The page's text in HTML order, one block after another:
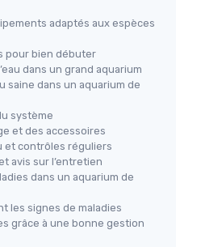
pour grands poissons
adaptés aux espèces
pour bien débuter
dans un grand aquarium
saine dans un aquarium de
système
et des accessoires
et contrôles réguliers
avis sur l’entretien
dans un aquarium de
les signes de maladies
grâce à une bonne gestion